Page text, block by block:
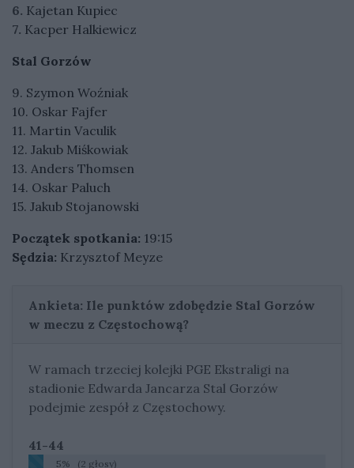
6. Kajetan Kupiec
7. Kacper Halkiewicz
Stal Gorzów
9. Szymon Woźniak
10. Oskar Fajfer
11. Martin Vaculik
12. Jakub Miśkowiak
13. Anders Thomsen
14. Oskar Paluch
15. Jakub Stojanowski
Początek spotkania: 19:15
Sędzia: Krzysztof Meyze
Ankieta: Ile punktów zdobędzie Stal Gorzów
w meczu z Częstochową?
W ramach trzeciej kolejki PGE Ekstraligi na
stadionie Edwarda Jancarza Stal Gorzów
podejmie zespół z Częstochowy.
41-44
5% (2 głosy)